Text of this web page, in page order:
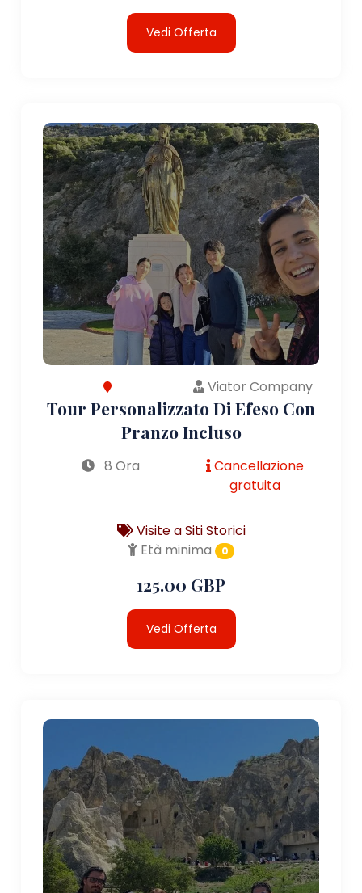
Vedi Offerta
Viator Company
Tour Personalizzato Di Efeso Con
Pranzo Incluso
8 Ora
Cancellazione
gratuita
Visite a Siti Storici
Età minima
0
125.00 GBP
Vedi Offerta